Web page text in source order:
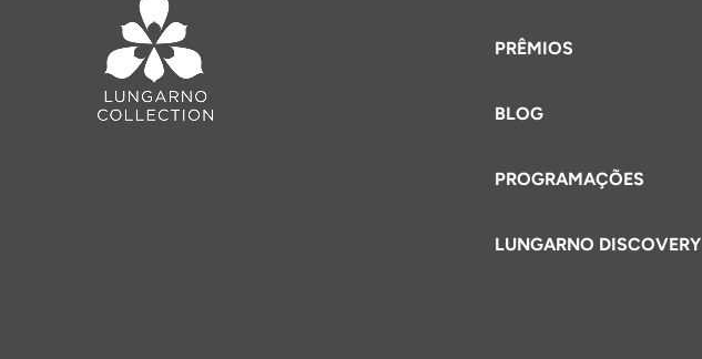
PRÊMIOS
BLOG
PROGRAMAÇÕES
LUNGARNO DISCOVERY